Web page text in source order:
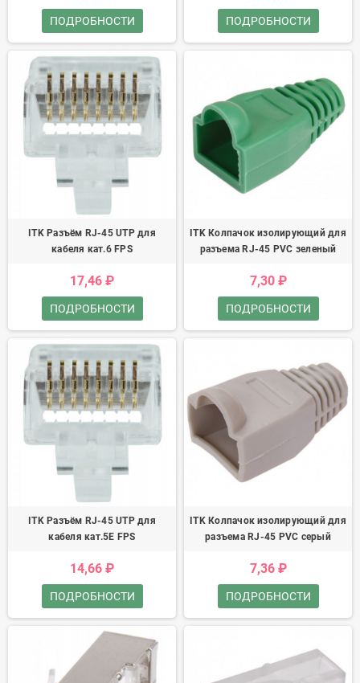
ПОДРОБНОСТИ ПОДРОБНОСТИ
ITK Разъём RJ-45 UTP для
кабеля кат.6 FPS
17,46 ₽
ПОДРОБНОСТИ
ITK Колпачок изолирующий для
разъема RJ-45 PVC зеленый
7,30 ₽
ПОДРОБНОСТИ
ITK Разъём RJ-45 UTP для
кабеля кат.5E FPS
14,66 ₽
ПОДРОБНОСТИ
ITK Колпачок изолирующий для
разъема RJ-45 PVC серый
7,36 ₽
ПОДРОБНОСТИ